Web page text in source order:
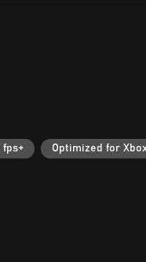
fps+ Optimized for